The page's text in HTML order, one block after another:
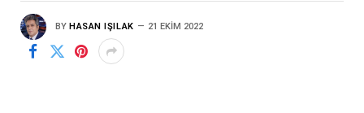
BY HASAN IŞILAK 21 EKIM 2022